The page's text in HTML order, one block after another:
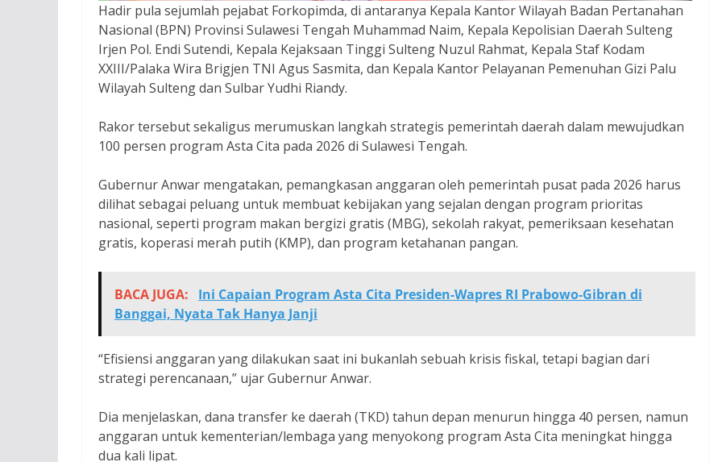
Hadir pula sejumlah pejabat Forkopimda, di antaranya Kepala Kantor Wilayah Badan Pertanahan
Nasional (BPN) Provinsi Sulawesi Tengah Muhammad Naim, Kepala Kepolisian Daerah Sulteng
Irjen Pol. Endi Sutendi, Kepala Kejaksaan Tinggi Sulteng Nuzul Rahmat, Kepala Staf Kodam
XXIII/Palaka Wira Brigjen TNI Agus Sasmita, dan Kepala Kantor Pelayanan Pemenuhan Gizi Palu
Wilayah Sulteng dan Sulbar Yudhi Riandy.
Rakor tersebut sekaligus merumuskan langkah strategis pemerintah daerah dalam mewujudkan
100 persen program Asta Cita pada 2026 di Sulawesi Tengah.
Gubernur Anwar mengatakan, pemangkasan anggaran oleh pemerintah pusat pada 2026 harus
dilihat sebagai peluang untuk membuat kebijakan yang sejalan dengan program prioritas
nasional, seperti program makan bergizi gratis (MBG), sekolah rakyat, pemeriksaan kesehatan
gratis, koperasi merah putih (KMP), dan program ketahanan pangan.
BACA JUGA:
Ini Capaian Program Asta Cita Presiden-Wapres RI Prabowo-Gibran di
Banggai, Nyata Tak Hanya Janji
“Efisiensi anggaran yang dilakukan saat ini bukanlah sebuah krisis fiskal, tetapi bagian dari
strategi perencanaan,” ujar Gubernur Anwar.
Dia menjelaskan, dana transfer ke daerah (TKD) tahun depan menurun hingga 40 persen, namun
anggaran untuk kementerian/lembaga yang menyokong program Asta Cita meningkat hingga
dua kali lipat.